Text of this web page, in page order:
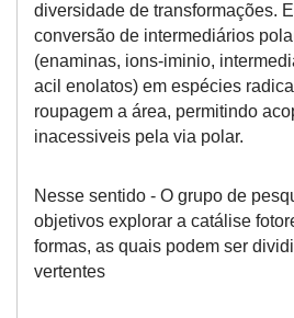
diversidade de transformações.
conversão de intermediários
(enaminas, ions-iminio,
acil enolatos) em espécies
roupagem a área, permitindo
inacessiveis pela via polar.
Nesse sentido - O grupo de
objetivos explorar a catálise
formas, as quais podem ser
vertentes